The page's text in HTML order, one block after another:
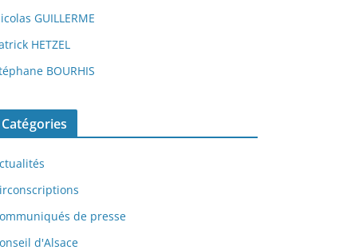
GUILLERME
HETZEL
BOURHIS
Catégories
de presse
d'Alsace